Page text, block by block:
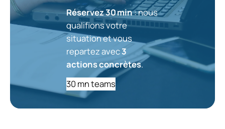
Réservez 30 min: nous
qualifions votre
situation et vous
repartez avec3
actions concrètes.
30 mn teams